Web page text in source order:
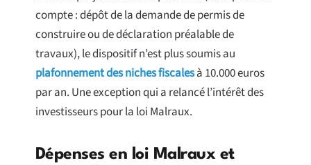
compte : dépôt de la demande de permis de
construire ou de déclaration préalable de
travaux), le dispositif n’est plus soumis au
plafonnement des niches fiscalesà 10.000 euros
par an. Une exception qui a relancé l’intérêt des
investisseurs pour la loi Malraux.
Dépenses en loi Malraux et